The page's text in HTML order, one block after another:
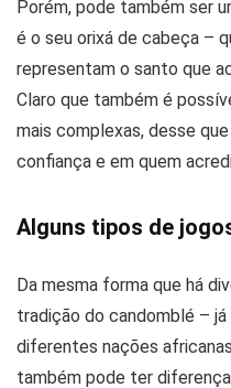
Porém, pode também ser
é o seu orixá de cabeça –
representam o santo que
Claro que também é
mais complexas, desse
confiança e em quem
Alguns tipos de
Da mesma forma que há
tradição do candomblé –
diferentes nações
também pode ter